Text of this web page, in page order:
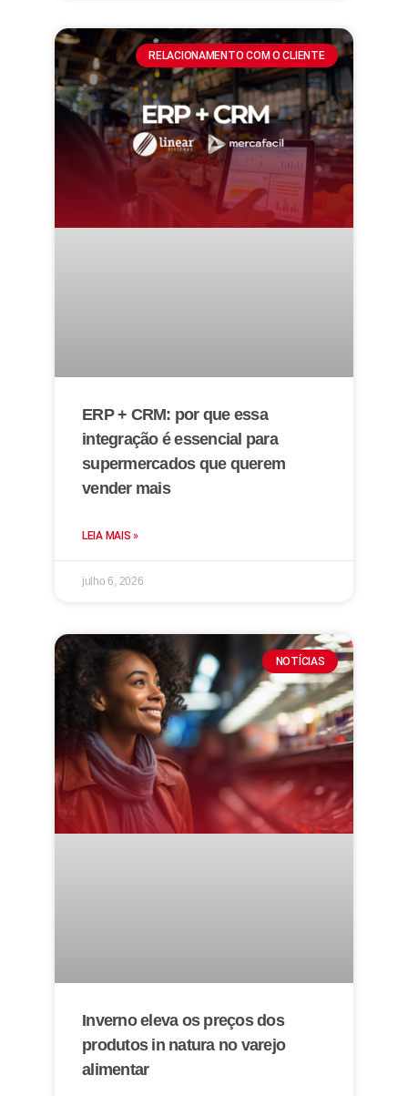
RELACIONAMENTO COM O CLIENTE
ERP + CRM: por que essa
integração é essencial para
supermercados que querem
vender mais
LEIA MAIS »
julho 6, 2026
NOTÍCIAS
Inverno eleva os preços dos
produtos in natura no varejo
alimentar